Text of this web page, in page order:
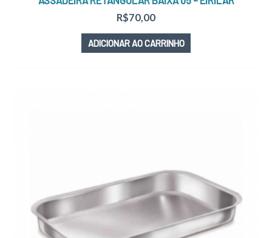
R$70,00
ADICIONAR AO CARRINHO